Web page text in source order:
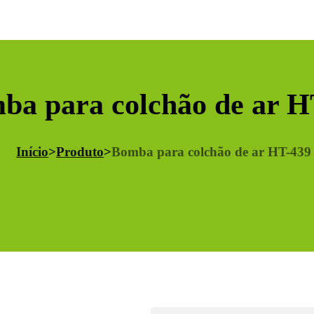
para colchão de ar
Início>Produto>Bomba para colchão de ar HT-439